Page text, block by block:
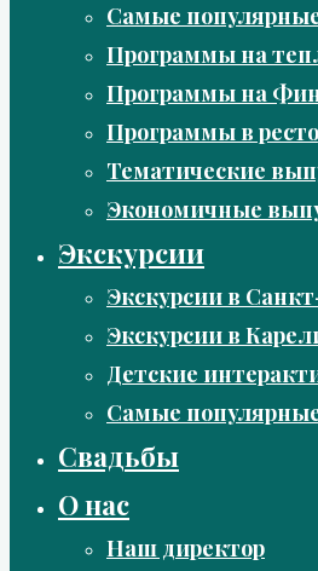
Самые
Программы на
Программы на
Программы в
Тематические
Экономичные
Экскурсии
Экскурсии в
Экскурсии в
Детские
Самые
Свадьбы
О нас
Наш директор